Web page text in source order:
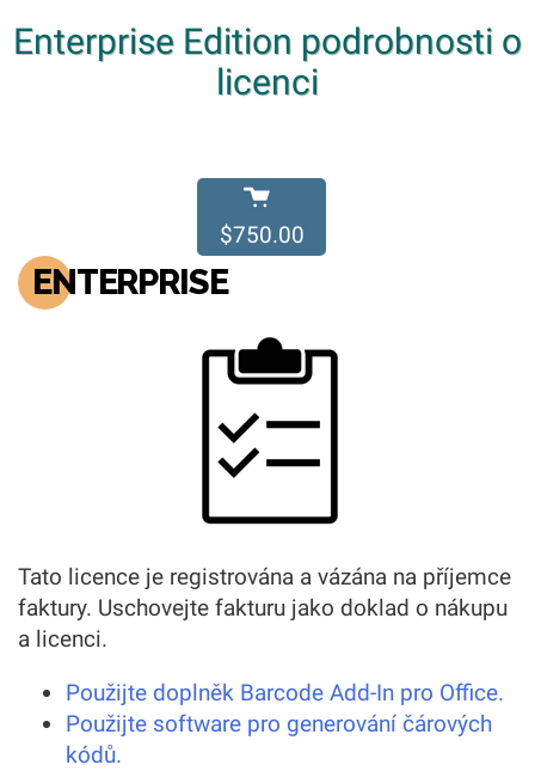
Enterprise Edition podrobnosti o
licenci
$750.00
ENTERPRISE
Tato licence je registrována a vázána na příjemce
faktury. Uschovejte fakturu jako doklad o nákupu
a licenci.
Použijte doplněk Barcode Add-In pro Office.
Použijte software pro generování čárových
kódů.